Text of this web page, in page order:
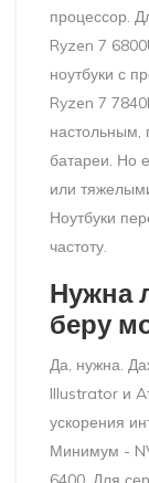
процессор.
Ryzen 7
ноутбуки с
Ryzen 7
настольным,
батареи. Но
или
Ноутбуки
частоту.
Нужна
беру
Да, нужна.
Illustrator и
ускорения
Минимум -